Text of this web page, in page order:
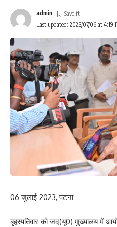
Last updated: 2023/07/06 at 4:19
admin
06 जुलाई 2023, पटना
बृहस्पतिवार को जद(यू0) मुख्यालय में